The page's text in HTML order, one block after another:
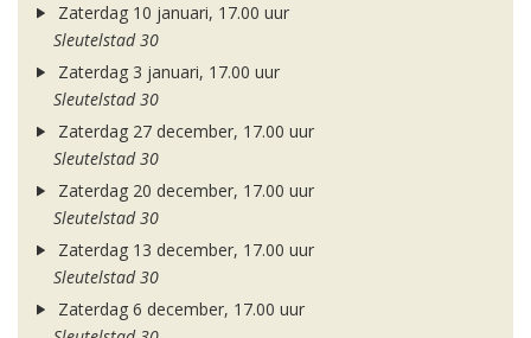
Zaterdag 10 januari, 17.00 uur
Sleutelstad 30
Zaterdag 3 januari, 17.00 uur
Sleutelstad 30
Zaterdag 27 december, 17.00 uur
Sleutelstad 30
Zaterdag 20 december, 17.00 uur
Sleutelstad 30
Zaterdag 13 december, 17.00 uur
Sleutelstad 30
Zaterdag 6 december, 17.00 uur